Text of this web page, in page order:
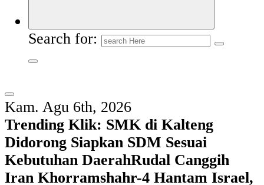
Search for:
Kam. Agu 6th, 2026
Trending Klik: SMK di Kalteng
Didorong Siapkan SDM Sesuai
Kebutuhan DaerahRudal Canggih
Iran Khorramshahr-4 Hantam Israel,